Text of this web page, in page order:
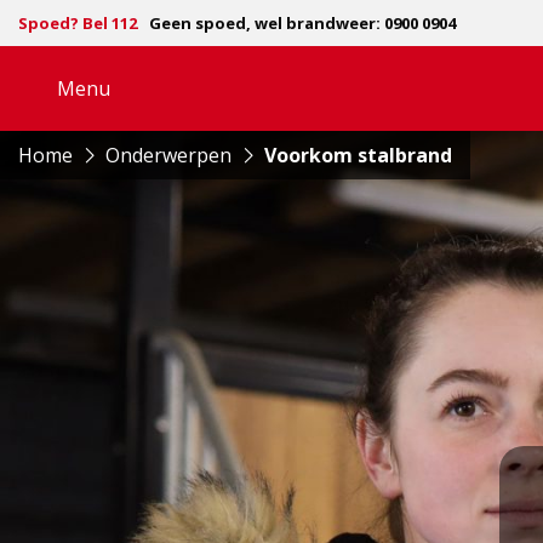
Spoed? Bel 112 Geen spoed, wel brandweer: 0900 0904
Menu
navigatie
Home
Onderwerpen Voorkom stalbrand